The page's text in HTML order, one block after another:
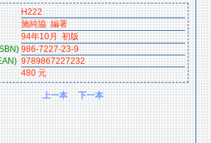
H222
施純協 編著
94年10月 初版
986-7227-23-9
9789867227232
480 元
上一本 下一本